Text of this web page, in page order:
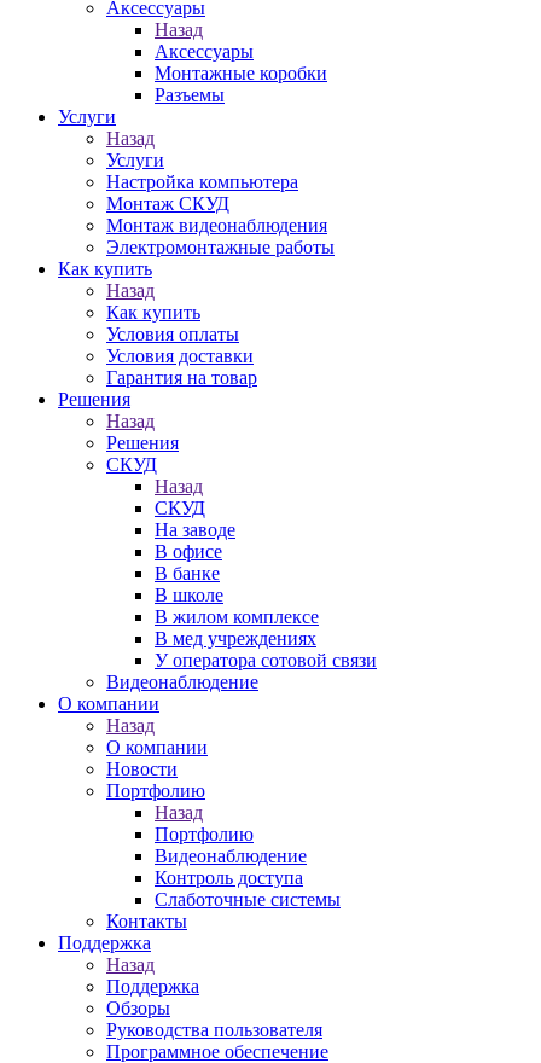
Аксессуары
Назад
Аксессуары
Монтажные коробки
Разъемы
Услуги
Назад
Услуги
Настройка компьютера
Монтаж СКУД
Монтаж видеонаблюдения
Электромонтажные работы
Как купить
Назад
Как купить
Условия оплаты
Условия доставки
Гарантия на товар
Решения
Назад
Решения
СКУД
Назад
СКУД
На заводе
В офисе
В банке
В школе
В жилом комплексе
В мед учреждениях
У оператора сотовой связи
Видеонаблюдение
О компании
Назад
О компании
Новости
Портфолию
Назад
Портфолию
Видеонаблюдение
Контроль доступа
Слаботочные системы
Контакты
Поддержка
Назад
Поддержка
Обзоры
Руководства пользователя
Программное обеспечение